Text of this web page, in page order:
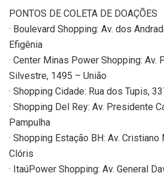
PONTOS DE COLETA DE DOAÇÕES
· Boulevard Shopping: Av. dos
Efigênia
· Center Minas Power Shopping: Av.
Silvestre, 1495 – União
· Shopping Cidade: Rua dos Tupis,
· Shopping Del Rey: Av. Presidente
Pampulha
· Shopping Estação BH: Av.
Clóris
· ItaúPower Shopping: Av. General